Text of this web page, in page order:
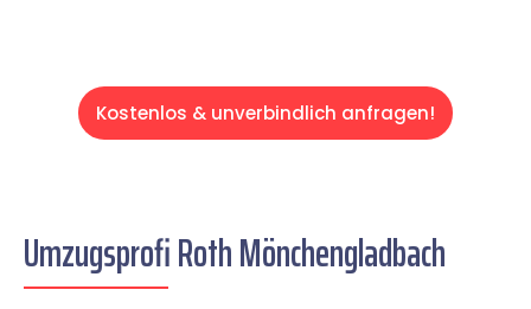
Kostenlos & unverbindlich anfragen!
Umzugsprofi Roth Mönchengladbach